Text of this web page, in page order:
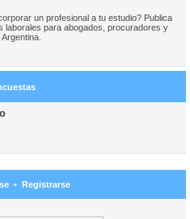
un profesional a tu estudio? Publica
laborales para abogados, procuradores y
• Registrarse